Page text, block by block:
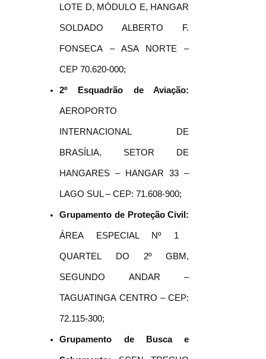
LOTE D, MÓDULO E, HANGAR
SOLDADO ALBERTO F.
FONSECA – ASA NORTE –
CEP 70.620-000;
2º Esquadrão de Aviação:
AEROPORTO
INTERNACIONAL DE
BRASÍLIA, SETOR DE
HANGARES – HANGAR 33 –
LAGO SUL – CEP: 71.608-900;
Grupamento de Proteção Civil:
ÁREA ESPECIAL Nº 1
QUARTEL DO 2º GBM,
SEGUNDO ANDAR –
TAGUATINGA CENTRO – CEP:
72.115-300;
Grupamento de Busca e